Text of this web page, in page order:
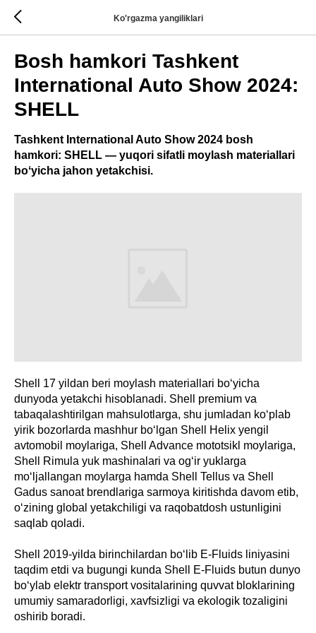
Ko'rgazma yangiliklari
Bosh hamkori Tashkent
International Auto Show 2024:
SHELL
Tashkent International Auto Show 2024 bosh
hamkori: SHELL — yuqori sifatli moylash materiallari
boʻyicha jahon yetakchisi.
Shell 17 yildan beri moylash materiallari bo‘yicha
dunyoda yetakchi hisoblanadi. Shell premium va
tabaqalashtirilgan mahsulotlarga, shu jumladan ko‘plab
yirik bozorlarda mashhur bo‘lgan Shell Helix yengil
avtomobil moylariga, Shell Advance mototsikl moylariga,
Shell Rimula yuk mashinalari va og‘ir yuklarga
mo‘ljallangan moylarga hamda Shell Tellus va Shell
Gadus sanoat brendlariga sarmoya kiritishda davom etib,
o‘zining global yetakchiligi va raqobatdosh ustunligini
saqlab qoladi.
Shell 2019-yilda birinchilardan bo‘lib E-Fluids liniyasini
taqdim etdi va bugungi kunda Shell E-Fluids butun dunyo
bo‘ylab elektr transport vositalarining quvvat bloklarining
umumiy samaradorligi, xavfsizligi va ekologik tozaligini
oshirib boradi.